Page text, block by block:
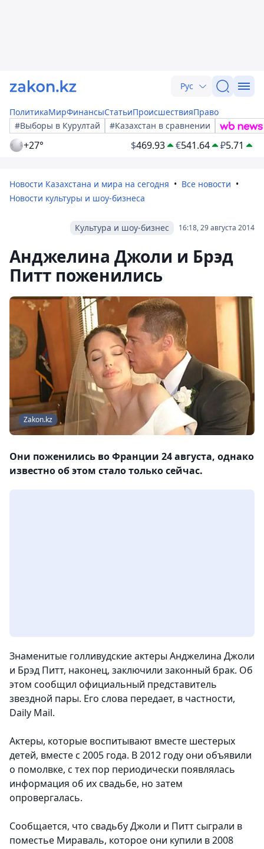
Рус
ПолитикаМирФинансыСтатьиПроисшествияПраво
#Выборы в Курултай
#Казахстан в сравнении
+27° $469.93 €541.64 ₽5.71
Новости Казахстана и мира на сегодня
Все новости
Новости культуры и шоу-бизнеса
16:18, 29 августа 2014
Культура и шоу-бизнес
Анджелина Джоли и Брэд
Питт поженились
Zakon.kz
Они поженились во Франции 24 августа, однако
известно об этом стало только сейчас.
Знаменитые голливудские актеры Анджелина Джоли
и Брэд Питт, наконец, заключили законный брак. Об
этом сообщил официальный представитель
звездной пары. Его слова передает, в частности,
Daily Mail.
Актеры, которые воспитывают вместе шестерых
детей, вместе с 2005 года. В 2012 году они объявили
о помолвке, с тех пор периодически появлялась
информация об их свадьбе, но затем
опровергалась.
Сообщается, что свадьбу Джоли и Питт сыграли в
поместье Мираваль, которое они купили в 2008